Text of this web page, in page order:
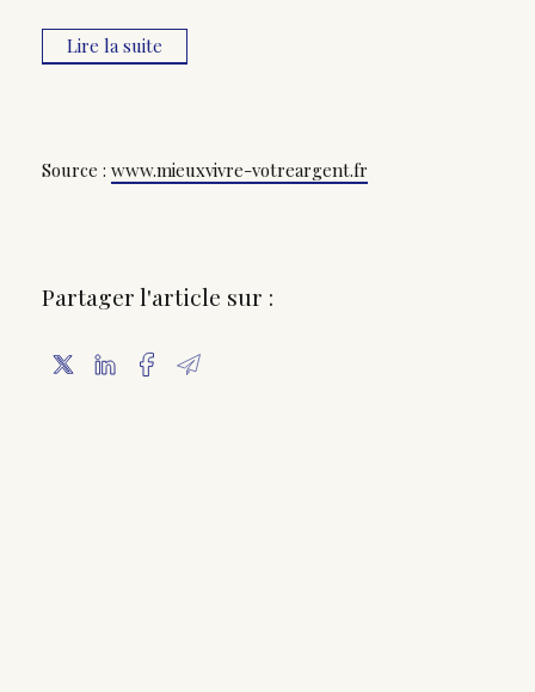
Source : www.mieuxvivre-votreargent.fr
Lire la suite